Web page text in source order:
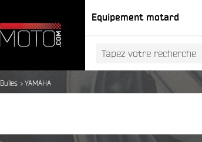
Equipement motard
Bulles > YAMAHA